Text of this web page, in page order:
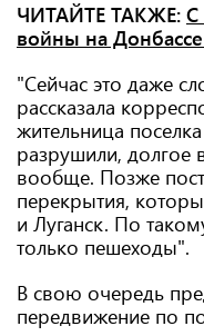
ЧИТАЙТЕ ТАКЖЕ: С
войны на
"Сейчас это даже
рассказала
жительница
разрушили,
вообще. Позже
перекрытия,
и Луганск. По
только пешеходы".
В свою очередь
передвижение по